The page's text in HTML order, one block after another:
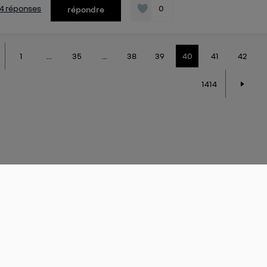
réponses répondre 0
1 35 38 39 40 41 42
1414